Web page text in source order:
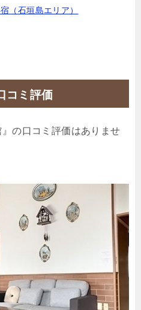
（石垣島エリア）
コミ評価
の口コミ評価はありませ